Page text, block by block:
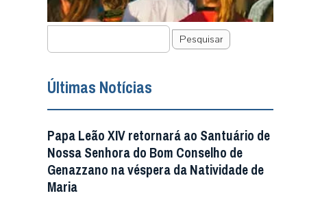
Pesquisar
Últimas Notícias
Papa Leão XIV retornará ao Santuário de
Nossa Senhora do Bom Conselho de
Genazzano na véspera da Natividade de
Maria